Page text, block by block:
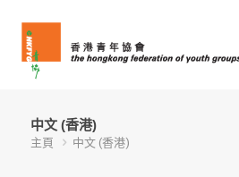
中文 (香港)
主頁 中文 (香港)